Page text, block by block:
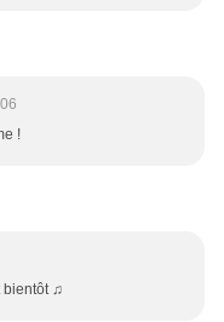
!
bientôt ♫